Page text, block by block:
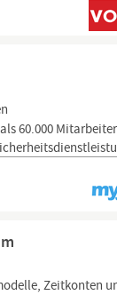
60.000
Zeitkonten